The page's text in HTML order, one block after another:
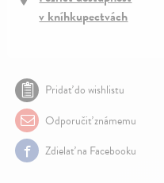
v kníhkupectvách
Pridať do wishlistu
Odporučiť známemu
Zdielať na Facebooku